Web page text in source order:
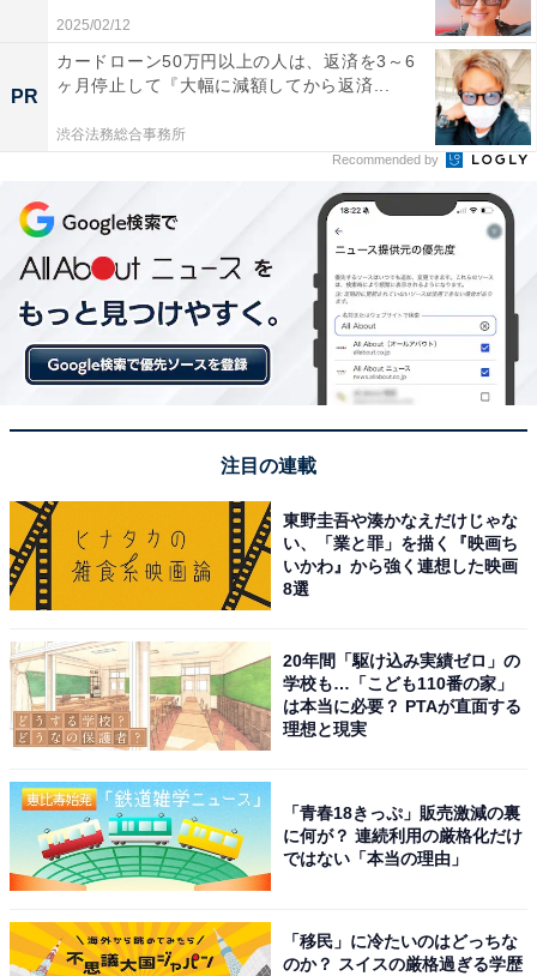
2025/02/12
PR
カードローン50万円以上の人は、返済を3～6
ヶ月停止して『大幅に減額してから返済...
渋谷法務総合事務所
Recommended by
注目の連載
東野圭吾や湊かなえだけじゃな
い、「業と罪」を描く『映画ち
いかわ』から強く連想した映画
8選
20年間「駆け込み実績ゼロ」の
学校も…「こども110番の家」
は本当に必要？ PTAが直面する
理想と現実
「青春18きっぷ」販売激減の裏
に何が？ 連続利用の厳格化だけ
ではない「本当の理由」
「移民」に冷たいのはどっちな
のか？ スイスの厳格過ぎる学歴